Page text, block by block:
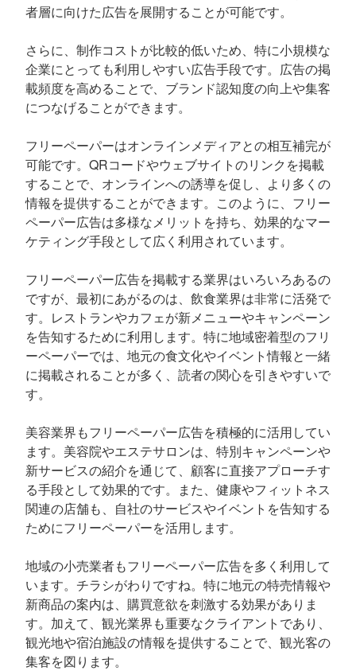
者層に向けた広告を展開することが可能です。
さらに、制作コストが比較的低いため、特に小規模な
企業にとっても利用しやすい広告手段です。広告の掲
載頻度を高めることで、ブランド認知度の向上や集客
につなげることができます。
フリーペーパーはオンラインメディアとの相互補完が
可能です。QRコードやウェブサイトのリンクを掲載
することで、オンラインへの誘導を促し、より多くの
情報を提供することができます。このように、フリー
ペーパー広告は多様なメリットを持ち、効果的なマー
ケティング手段として広く利用されています。
フリーペーパー広告を掲載する業界はいろいろあるの
ですが、最初にあがるのは、飲食業界は非常に活発で
す。レストランやカフェが新メニューやキャンペーン
を告知するために利用します。特に地域密着型のフリ
ーペーパーでは、地元の食文化やイベント情報と一緒
に掲載されることが多く、読者の関心を引きやすいで
す。
美容業界もフリーペーパー広告を積極的に活用してい
ます。美容院やエステサロンは、特別キャンペーンや
新サービスの紹介を通じて、顧客に直接アプローチす
る手段として効果的です。また、健康やフィットネス
関連の店舗も、自社のサービスやイベントを告知する
ためにフリーペーパーを活用します。
地域の小売業者もフリーペーパー広告を多く利用して
います。チラシがわりですね。特に地元の特売情報や
新商品の案内は、購買意欲を刺激する効果がありま
す。加えて、観光業界も重要なクライアントであり、
観光地や宿泊施設の情報を提供することで、観光客の
集客を図ります。